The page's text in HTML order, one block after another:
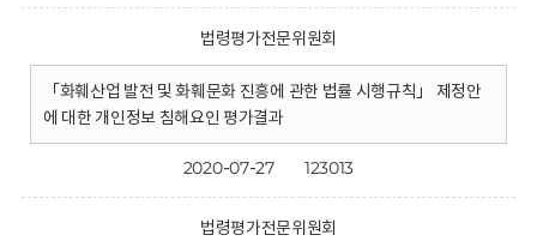
법령평가전문위원회
「화훼산업 발전 및 화훼문화 진흥에 관한 법률 시행규칙」 제정안
에 대한 개인정보 침해요인 평가결과
2020-07-27 123013
법령평가전문위원회